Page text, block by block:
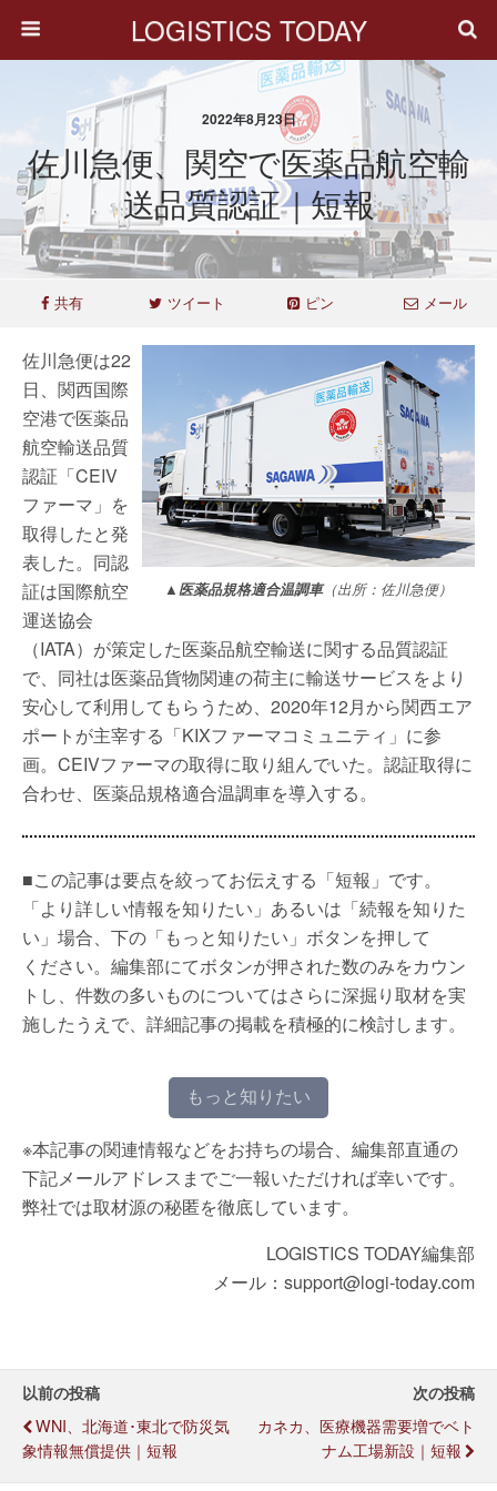
LOGISTICS TODAY
2022年8月23日
佐川急便、関空で医薬品航空輸
送品質認証｜短報
共有 ツイート ピン メール
▲医薬品規格適合温調車（出所：佐川急便）
佐川急便は22
日、関西国際
空港で医薬品
航空輸送品質
認証「CEIV
ファーマ」を
取得したと発
表した。同認
証は国際航空
運送協会
（IATA）が策定した医薬品航空輸送に関する品質認証
で、同社は医薬品貨物関連の荷主に輸送サービスをより
安心して利用してもらうため、2020年12月から関西エア
ポートが主宰する「KIXファーマコミュニティ」に参
画。CEIVファーマの取得に取り組んでいた。認証取得に
合わせ、医薬品規格適合温調車を導入する。
■この記事は要点を絞ってお伝えする「短報」です。
「より詳しい情報を知りたい」あるいは「続報を知りた
い」場合、下の「もっと知りたい」ボタンを押して
ください。編集部にてボタンが押された数のみをカウン
トし、件数の多いものについてはさらに深掘り取材を実
施したうえで、詳細記事の掲載を積極的に検討します。
もっと知りたい
※本記事の関連情報などをお持ちの場合、編集部直通の
下記メールアドレスまでご一報いただければ幸いです。
弊社では取材源の秘匿を徹底しています。
LOGISTICS TODAY編集部
メール：support@logi-today.com
以前の投稿
WNI、北海道･東北で防災気
象情報無償提供｜短報
次の投稿
カネカ、医療機器需要増でベト
ナム工場新設｜短報